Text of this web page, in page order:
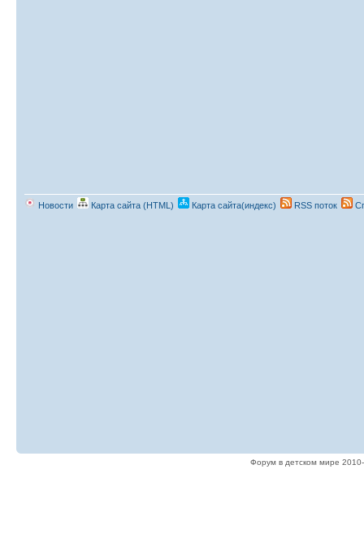
Новости Карта сайта (HTML) Карта сайта(индекс) RSS поток
Форум в детском мире